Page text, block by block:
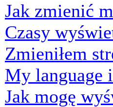
Jak zmienić
Czasy
Zmieniłem
My language
Jak mogę